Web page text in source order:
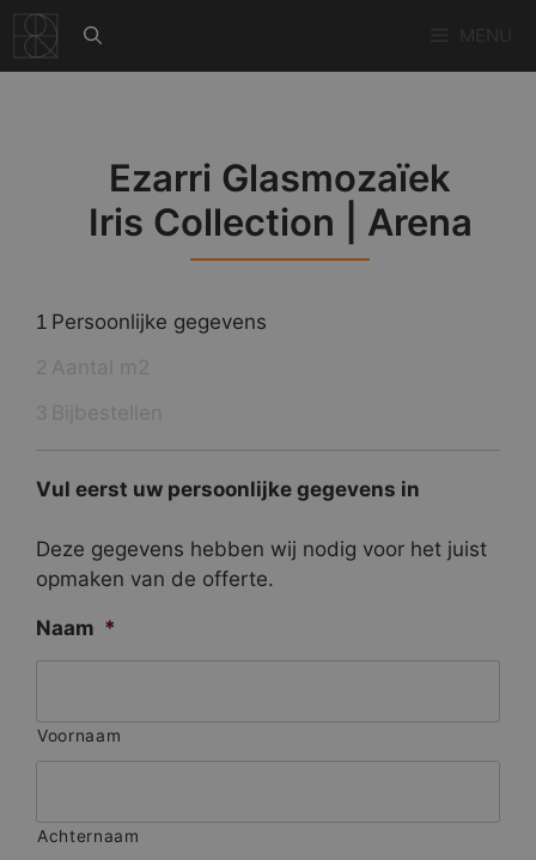
naar
de
Ezarri Glasmozaïek
Iris Collection | Arena
1 Persoonlijke gegevens
Vul eerst uw persoonlijke gegevens in
Deze gegevens hebben wij nodig voor het juist
opmaken van de offerte.
Naam *
Voornaam
Achternaam